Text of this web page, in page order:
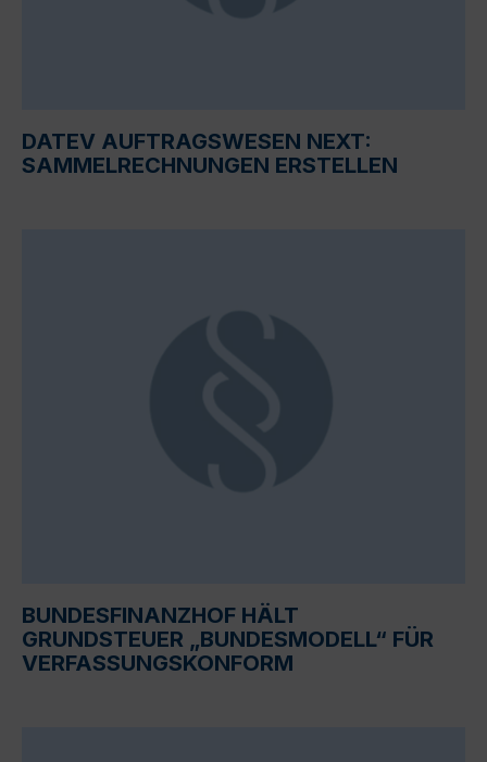
DATEV AUFTRAGSWESEN NEXT:
SAMMELRECHNUNGEN ERSTELLEN
BUNDESFINANZHOF HÄLT
GRUNDSTEUER „BUNDESMODELL“ FÜR
VERFASSUNGSKONFORM